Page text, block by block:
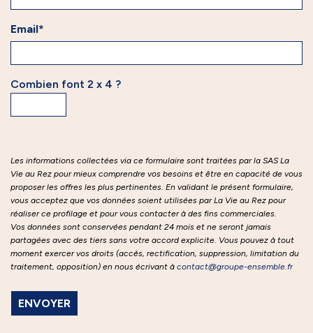
Email*
Combien font 2 x 4 ?
Les informations collectées via ce formulaire sont traitées par la SAS La
Vie au Rez pour mieux comprendre vos besoins et être en capacité de vous
proposer les offres les plus pertinentes. En validant le présent formulaire,
vous acceptez que vos données soient utilisées par La Vie au Rez pour
réaliser ce profilage et pour vous contacter à des fins commerciales.
Vos données sont conservées pendant 24 mois et ne seront jamais
partagées avec des tiers sans votre accord explicite. Vous pouvez à tout
moment exercer vos droits (accès, rectification, suppression, limitation du
traitement, opposition) en nous écrivant à contact@groupe-ensemble.fr